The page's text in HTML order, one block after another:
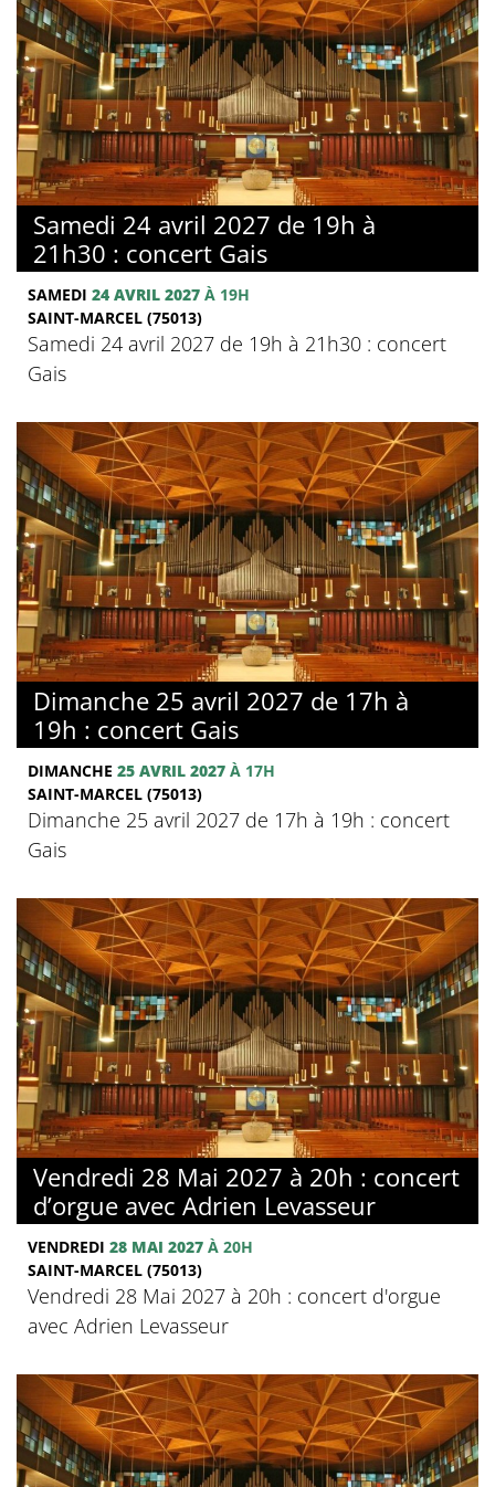
Samedi 24 avril 2027 de 19h à
21h30 : concert Gais
SAMEDI 24 AVRIL 2027 À 19H
SAINT-MARCEL (75013)
Samedi 24 avril 2027 de 19h à 21h30 : concert
Gais
Dimanche 25 avril 2027 de 17h à
19h : concert Gais
DIMANCHE 25 AVRIL 2027 À 17H
SAINT-MARCEL (75013)
Dimanche 25 avril 2027 de 17h à 19h : concert
Gais
Vendredi 28 Mai 2027 à 20h : concert
d’orgue avec Adrien Levasseur
VENDREDI 28 MAI 2027 À 20H
SAINT-MARCEL (75013)
Vendredi 28 Mai 2027 à 20h : concert d'orgue
avec Adrien Levasseur